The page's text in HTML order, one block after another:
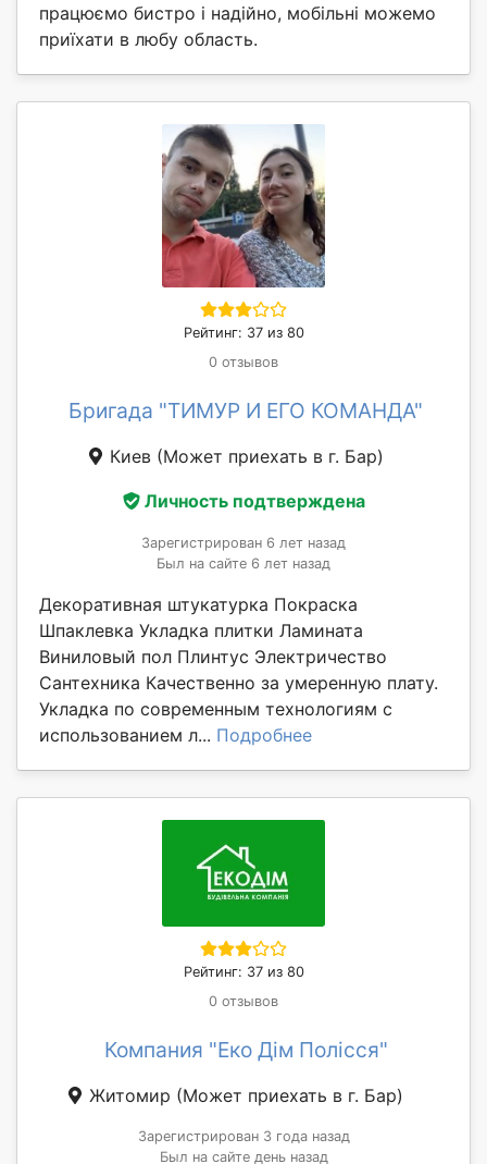
працюємо бистро і надійно, мобільні можемо
приїхати в любу область.
Рейтинг: 37 из 80
0 отзывов
Бригада "ТИМУР И ЕГО КОМАНДА"
Киев (Может приехать в г. Бар)
Личность подтверждена
Зарегистрирован 6 лет назад
Был на сайте 6 лет назад
Декоративная штукатурка Покраска
Шпаклевка Укладка плитки Ламината
Виниловый пол Плинтус Электричество
Сантехника Качественно за умеренную плату.
Укладка по современным технологиям с
использованием л... Подробнее
Рейтинг: 37 из 80
0 отзывов
Компания "Еко Дім Полісся"
Житомир (Может приехать в г. Бар)
Зарегистрирован 3 года назад
Был на сайте день назад